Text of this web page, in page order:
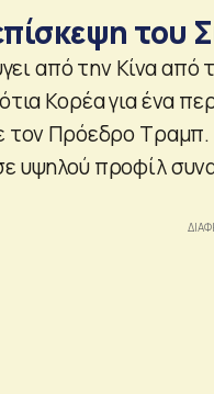
του
από την Κίνα
Κορέα για ένα
τον Πρόεδρο Τραμπ.
υψηλού προφίλ